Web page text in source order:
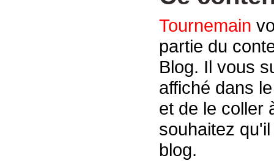
Tournemain
partie du
Blog. Il vous
affiché dans
et de le coller
souhaitez
blog.